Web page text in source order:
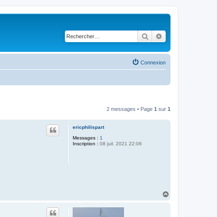
Rechercher
Connexion
2 messages • Page 1 sur 1
ericphilispart
Messages : 1
Inscription : 08 juil. 2021 22:06